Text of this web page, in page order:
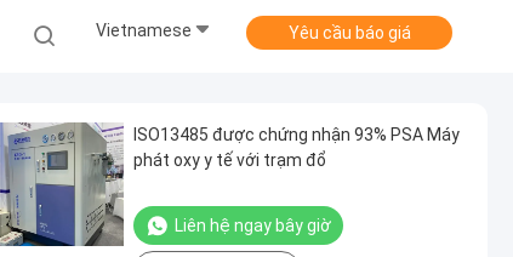
Vietnamese Yêu cầu báo giá
ISO13485 được chứng nhận 93% PSA Máy
phát oxy y tế với trạm đổ
Liên hệ ngay bây giờ